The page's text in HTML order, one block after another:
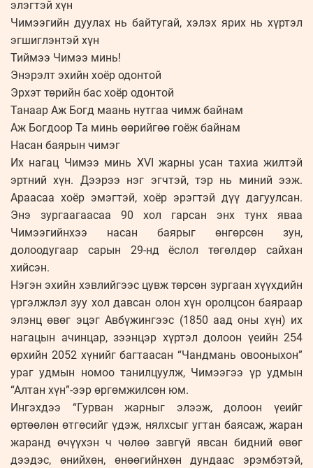
элэгтэй хүн
Чимээгийн дуулах нь байтугай, хэлэх ярих нь хүртэл
эгшиглэнтэй хүн
Тиймээ Чимээ минь!
Энэрэлт эхийн хоёр одонтой
Эрхэт төрийн бас хоёр одонтой
Танаар Аж Богд маань нутгаа чимж байнам
Аж Богдоор Та минь өөрийгөө гоёж байнам
Насан баярын чимэг
Их нагац Чимээ минь XVI жарны усан тахиа жилтэй
эртний хүн. Дээрээ нэг эгчтэй, тэр нь миний ээж.
Араасаа хоёр эмэгтэй, хоёр эрэгтэй дүү дагуулсан.
Энэ зургаагаасаа 90 хол гарсан энх тунх яваа
Чимээгийнхээ насан баярыг өнгөрсөн зун,
долоодугаар сарын 29-нд ёслол төгөлдөр сайхан
хийсэн.
Нэгэн эхийн хэвлийгээс цувж төрсөн зургаан хүүхдийн
үргэлжлэл зуу хол давсан олон хүн оролцсон баяраар
элэнц өвөг эцэг Авбүжингээс (1850 аад оны хүн) их
нагацын ачинцар, зээнцэр хүртэл долоон үеийн 254
өрхийн 2052 хүнийг багтаасан “Чандмань овооныхон”
ураг удмын номоо танилцуулж, Чимээгээ үр удмын
“Алтан хүн”-ээр өргөмжилсөн юм.
Ингэхдээ “Гурван жарныг элээж, долоон үеийг
өртөөлөн өтгөсийг үдэж, нялхсыг угтан баясаж, жаран
жаранд өчүүхэн ч чөлөө завгүй явсан бидний өвөг
дээдэс, өнийхөн, өнөөгийнхөн дундаас эрэмбэтэй,